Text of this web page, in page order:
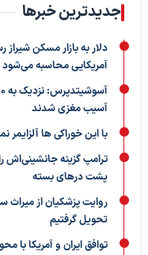
جدیدترین خبرها
دلار به بازار مسکن
آمریکایی محاسبه می‌شود
آسیب مغزی شدند
با این خوراکی ها آلزایمر
ترامپ گزینه جانشینی‌اش
پشت درهای بسته
تحویل گرفتیم
توافق ایران و آمریکا با